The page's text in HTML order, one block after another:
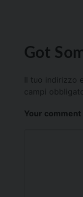
Got
Il tuo indirizzo
campi
Your comment